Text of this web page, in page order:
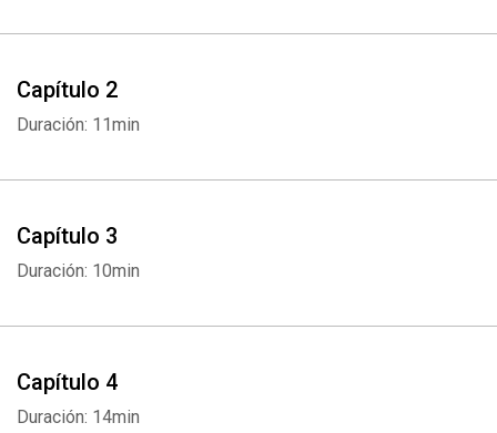
Capítulo 2
Duración: 11min
Capítulo 3
Duración: 10min
Capítulo 4
Duración: 14min